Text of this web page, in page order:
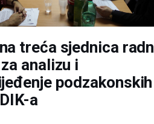
treća sjednica
analizu i
podzakonskih
a